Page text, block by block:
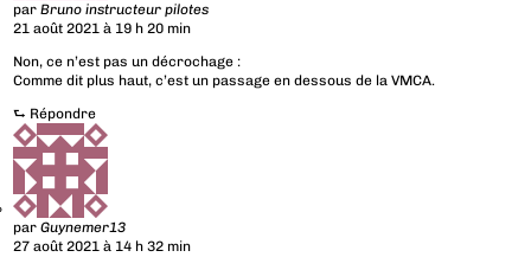
parBruno instructeur pilotes
21 août 2021 à 19 h 20 min
Non, ce n’est pas un décrochage :
Comme dit plus haut, c’est un passage en dessous de la VMCA.
⮑ Répondre
parGuynemer13
27 août 2021 à 14 h 32 min